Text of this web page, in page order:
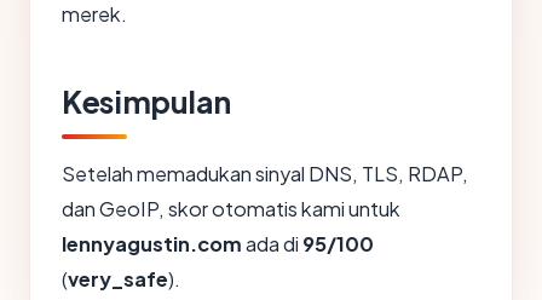
merek.
Kesimpulan
Setelah memadukan sinyal DNS, TLS, RDAP,
dan GeoIP, skor otomatis kami untuk
lennyagustin.comada di 95/100
(very_safe).